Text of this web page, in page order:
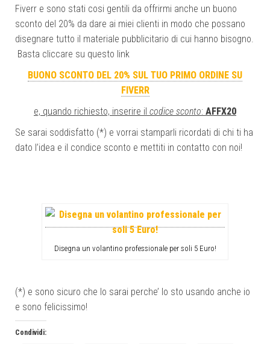
Fiverr e sono stati cosi gentili da offrirmi anche un buono
sconto del 20% da dare ai miei clienti in modo che possano
disegnare tutto il materiale pubblicitario di cui hanno bisogno.
Basta cliccare su questo link
BUONO SCONTO DEL 20% SUL TUO PRIMO ORDINE SU
FIVERR
e, quando richiesto, inserire il codice sconto: AFFX20
Se sarai soddisfatto (*) e vorrai stamparli ricordati di chi ti ha
dato l’idea e il condice sconto e mettiti in contatto con noi!
Disegna un volantino professionale per soli 5 Euro!
(*) e sono sicuro che lo sarai perche’ lo sto usando anche io
e sono felicissimo!
Condividi: